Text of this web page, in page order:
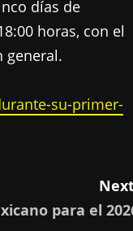
días de
horas, con el
general.
su-primer-
para el